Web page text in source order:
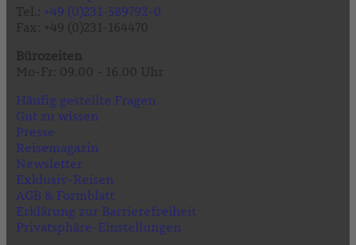
+49 (0)231-589792-0
Häufig gestellte Fragen
Gut zu wissen
Presse
Reisemagazin
Newsletter
Exklusiv-Reisen
AGB & Formblatt
Erklärung zur Barrierefreiheit
Privatsphäre-Einstellungen